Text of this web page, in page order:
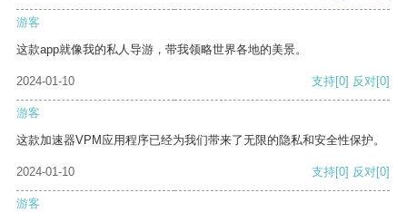
游客
这款app就像我的私人导游，带我领略世界各地的美景。
2024-01-10 支持[0] 反对[0]
游客
这款加速器VPM应用程序已经为我们带来了无限的隐私和安全性保护。
2024-01-10 支持[0] 反对[0]
游客